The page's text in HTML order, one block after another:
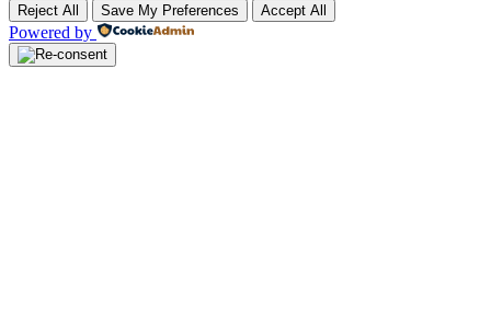
Reject All Save My Preferences Accept All
Powered by